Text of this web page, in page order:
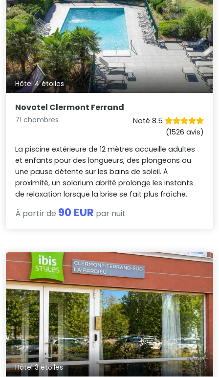
Hôtel 4 étoiles
Novotel Clermont Ferrand
71 chambres
Noté 8.5
(1526 avis)
La piscine extérieure de 12 mètres accueille adultes
et enfants pour des longueurs, des plongeons ou
une pause détente sur les bains de soleil. À
proximité, un solarium abrité prolonge les instants
de relaxation lorsque la brise se fait plus fraîche.
À partir de 90 EUR par nuit
Hôtel 3 étoiles